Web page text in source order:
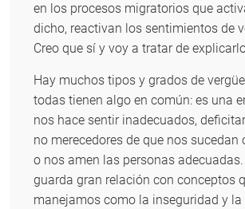
en los procesos migratorios que
dicho, reactivan los sentimientos de
Creo que sí y voy a tratar de
Hay muchos tipos y grados de
todas tienen algo en común: es una
nos hace sentir inadecuados,
no merecedores de que nos sucedan
o nos amen las personas
guarda gran relación con conceptos
manejamos como la inseguridad y la